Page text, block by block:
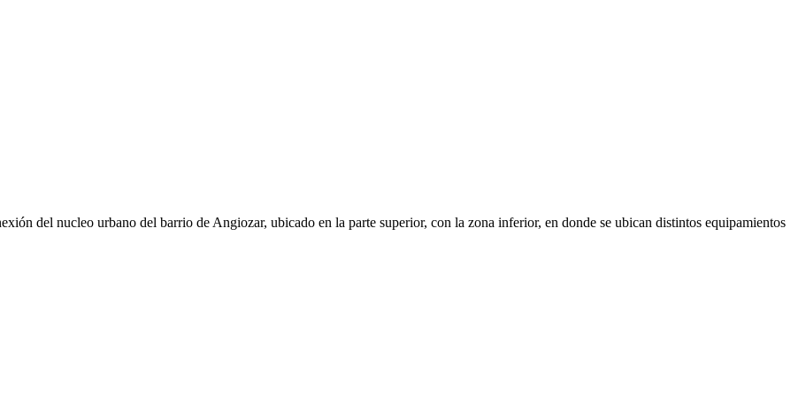
del nucleo urbano del barrio de Angiozar, ubicado en la parte superior, con la zona inferior, en donde se ubican distintos equipamientos